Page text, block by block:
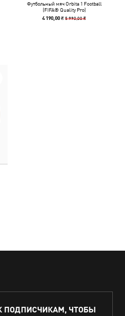
Футбольный мяч Orbita 1 Football
(FIFA® Quality Pro)
4 190,00 ₴5 990,00 ₴
ПОДПИСЧИКАМ, ЧТОБЫ